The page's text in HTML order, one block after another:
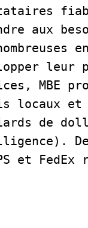
aux
leur
MBE
locaux
de